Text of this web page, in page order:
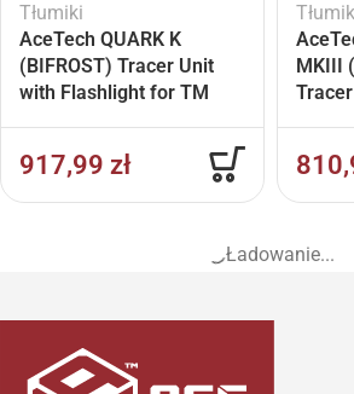
Tłumiki
AceTech QUARK K
(BIFROST) Tracer Unit
with Flashlight for TM
917,99 zł
MKIII
Ładowanie...